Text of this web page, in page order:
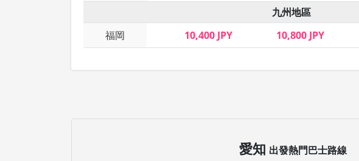
九州地區
福岡
10,400 JPY 10,800 JPY
愛知 出發熱門巴士路線